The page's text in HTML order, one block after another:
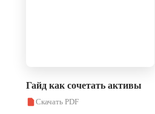
Гайд как сочетать активы
Скачать PDF